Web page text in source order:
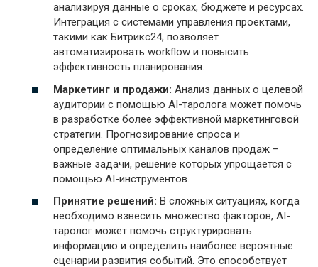
анализируя данные о сроках, бюджете и ресурсах.
Интеграция с системами управления проектами,
такими как Битрикс24, позволяет
автоматизировать workflow и повысить
эффективность планирования.
Маркетинг и продажи: Анализ данных о целевой
аудитории с помощью AI-таролога может помочь
в разработке более эффективной маркетинговой
стратегии. Прогнозирование спроса и
определение оптимальных каналов продаж –
важные задачи, решение которых упрощается с
помощью AI-инструментов.
Принятие решений: В сложных ситуациях, когда
необходимо взвесить множество факторов, AI-
таролог может помочь структурировать
информацию и определить наиболее вероятные
сценарии развития событий. Это способствует